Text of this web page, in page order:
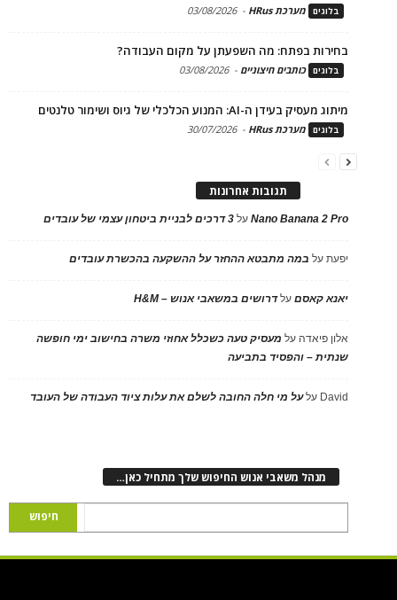
בלוגים מערכת HRus -
03/08/2026
בחירות בפתח: מה השפעתן על מקום העבודה?
בלוגים כותבים חיצוניים -
03/08/2026
מיתוג מעסיק בעידן ה-AI: המנוע הכלכלי של גיוס ושימור טלנטים
בלוגים מערכת HRus -
30/07/2026
תגובות אחרונות
Nano Banana 2 Proעל 3 דרכים לבניית ביטחון עצמי של עובדים
יפעתעל במה מתבטא ההחזר על ההשקעה בהכשרת עובדים
יאנא קאסםעלדרושים במשאבי אנוש – H&M
אלון פיאדה על מעסיק טעה כשכלל אחוזי משרה בחישוב ימי חופשה
שנתית – והפסיד בתביעה
David עלעל מי חלה החובה לשלם את עלות ציוד העבודה של העובד
מנהל משאבי אנוש החיפוש שלך מתחיל כאן…